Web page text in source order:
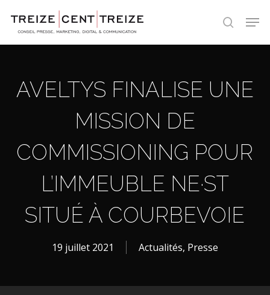
search
AVELTYS FINALISE UNE
MISSION DE
COMMISSIONING POUR
L’IMMEUBLE NE·ST
SITUÉ À COURBEVOIE
19 juillet 2021 Actualités, Presse